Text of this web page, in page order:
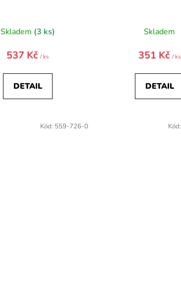
Skladem (3 ks)
537 Kč/ ks
DETAIL
Skladem
351 Kč/ ks
DETAIL
Kód: 559-726-0 Kód: